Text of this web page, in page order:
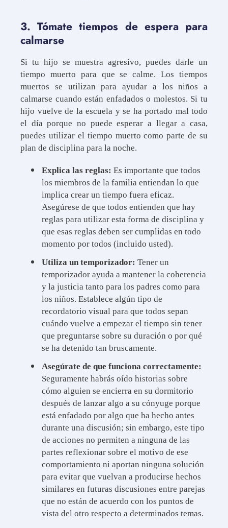
3. Tómate tiempos de espera para
calmarse
Si tu hijo se muestra agresivo, puedes darle un
tiempo muerto para que se calme. Los tiempos
muertos se utilizan para ayudar a los niños a
calmarse cuando están enfadados o molestos. Si tu
hijo vuelve de la escuela y se ha portado mal todo
el día porque no puede esperar a llegar a casa,
puedes utilizar el tiempo muerto como parte de su
plan de disciplina para la noche.
Explica las reglas: Es importante que todos
los miembros de la familia entiendan lo que
implica crear un tiempo fuera eficaz.
Asegúrese de que todos entienden que hay
reglas para utilizar esta forma de disciplina y
que esas reglas deben ser cumplidas en todo
momento por todos (incluido usted).
Utiliza un temporizador: Tener un
temporizador ayuda a mantener la coherencia
y la justicia tanto para los padres como para
los niños. Establece algún tipo de
recordatorio visual para que todos sepan
cuándo vuelve a empezar el tiempo sin tener
que preguntarse sobre su duración o por qué
se ha detenido tan bruscamente.
Asegúrate de que funciona correctamente:
Seguramente habrás oído historias sobre
cómo alguien se encierra en su dormitorio
después de lanzar algo a su cónyuge porque
está enfadado por algo que ha hecho antes
durante una discusión; sin embargo, este tipo
de acciones no permiten a ninguna de las
partes reflexionar sobre el motivo de ese
comportamiento ni aportan ninguna solución
para evitar que vuelvan a producirse hechos
similares en futuras discusiones entre parejas
que no están de acuerdo con los puntos de
vista del otro respecto a determinados temas.